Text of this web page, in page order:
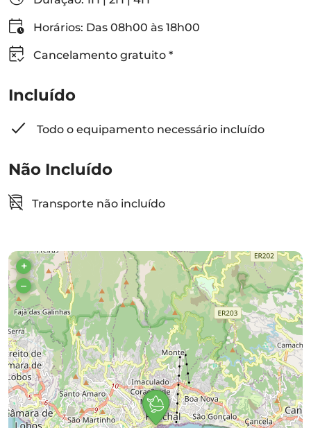
Horários: Das 08h00 às 18h00
Cancelamento gratuito *
Incluído
Todo o equipamento necessário incluído
Não Incluído
Transporte não incluído
+
–